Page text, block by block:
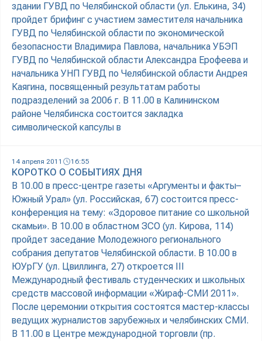
здании ГУВД по Челябинской области (ул. Елькина, 34)
пройдет брифинг с участием заместителя начальника
ГУВД по Челябинской области по экономической
безопасности Владимира Павлова, начальника УБЭП
ГУВД по Челябинской области Александра Ерофеева и
начальника УНП ГУВД по Челябинской области Андрея
Каягина, посвященный результатам работы
подразделений за 2006 г. В 11.00 в Калининском
районе Челябинска состоится закладка
символической капсулы в
14 апреля 2011 16:55
КОРОТКО О СОБЫТИЯХ ДНЯ
В 10.00 в пресс-центре газеты «Аргументы и факты–
Южный Урал» (ул. Российская, 67) состоится пресс-
конференция на тему: «Здоровое питание со школьной
скамьи». В 10.00 в областном ЗСО (ул. Кирова, 114)
пройдет заседание Молодежного регионального
собрания депутатов Челябинской области. В 10.00 в
ЮУрГУ (ул. Цвиллинга, 27) откроется III
Международный фестиваль студенческих и школьных
средств массовой информации «Жираф-СМИ 2011».
После церемонии открытия состоятся мастер-классы
ведущих журналистов зарубежных и челябинских СМИ.
В 11.00 в Центре международной торговли (пр.